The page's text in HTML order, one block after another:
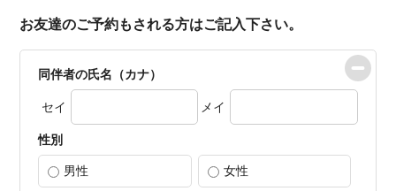
お友達のご予約もされる方はご記入下さい。
同伴者の氏名（カナ）
セイ メイ
性別
男性 女性